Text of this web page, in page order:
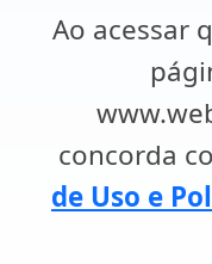
Ao acessar
concorda
de Uso e